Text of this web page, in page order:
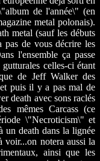
de l'année\" (en
metal polonais).
metal (sauf les débuts
pas de vous décrire les
l'ensemble ça passe
celles-ci étant
de Jeff Walker des
puis il y a pas mal de
death avec sons raclés
mêmes Carcass (ce
\"Necroticism\" et
un death dans la lignée
voir...on notera aussi la
ainsi que les